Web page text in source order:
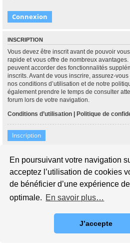
En poursuivant votre navigation
acceptez l’utilisation de cookies
de bénéficier d’une expérience
optimale. En savoir plus…
J’accepte
INSCRIPTION
Vous devez être inscrit avant de pouvoir
rapide et vous offre de nombreux
peuvent accorder des fonctionnalités
inscrits. Avant de vous inscrire, assurez-
nos conditions d’utilisation et de notre
également prendre le temps de consulter
forum lors de votre navigation.
Conditions d’utilisation | Politique de
Inscription
Supprimer les